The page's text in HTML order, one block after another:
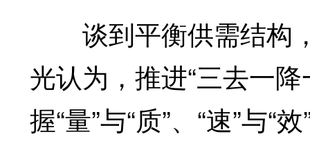
谈到平衡供需结构
光认为，推进“三去一
握“量”与“质”、“速”与“